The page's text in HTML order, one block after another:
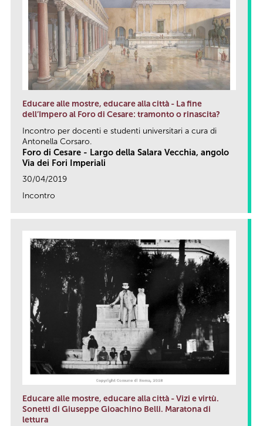
Educare alle mostre, educare alla città - La fine
dell’Impero al Foro di Cesare: tramonto o rinascita?
Incontro per docenti e studenti universitari a cura di
Antonella Corsaro.
Foro di Cesare - Largo della Salara Vecchia, angolo
Via dei Fori Imperiali
30/04/2019
Incontro
Educare alle mostre, educare alla città - Vizi e virtù.
Sonetti di Giuseppe Gioachino Belli. Maratona di
lettura